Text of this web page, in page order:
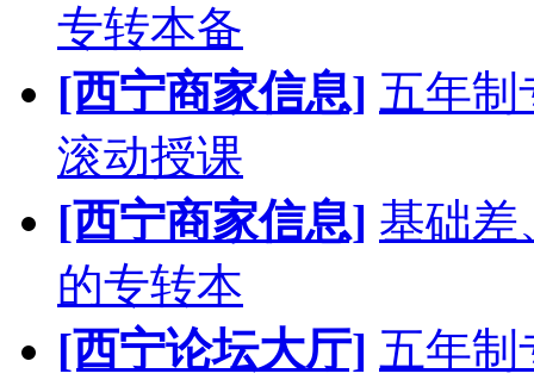
专转本备
[西宁商家信息] 五年制
滚动授课
[西宁商家信息] 基础差
的专转本
[西宁论坛大厅] 五年制